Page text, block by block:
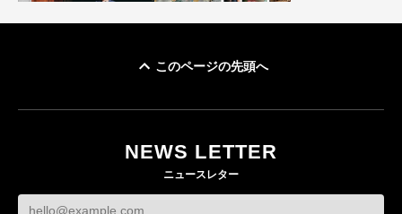
ケットなど7型を発売
をラインナップ
このページの先頭へ
NEWS LETTER
ニュースレター